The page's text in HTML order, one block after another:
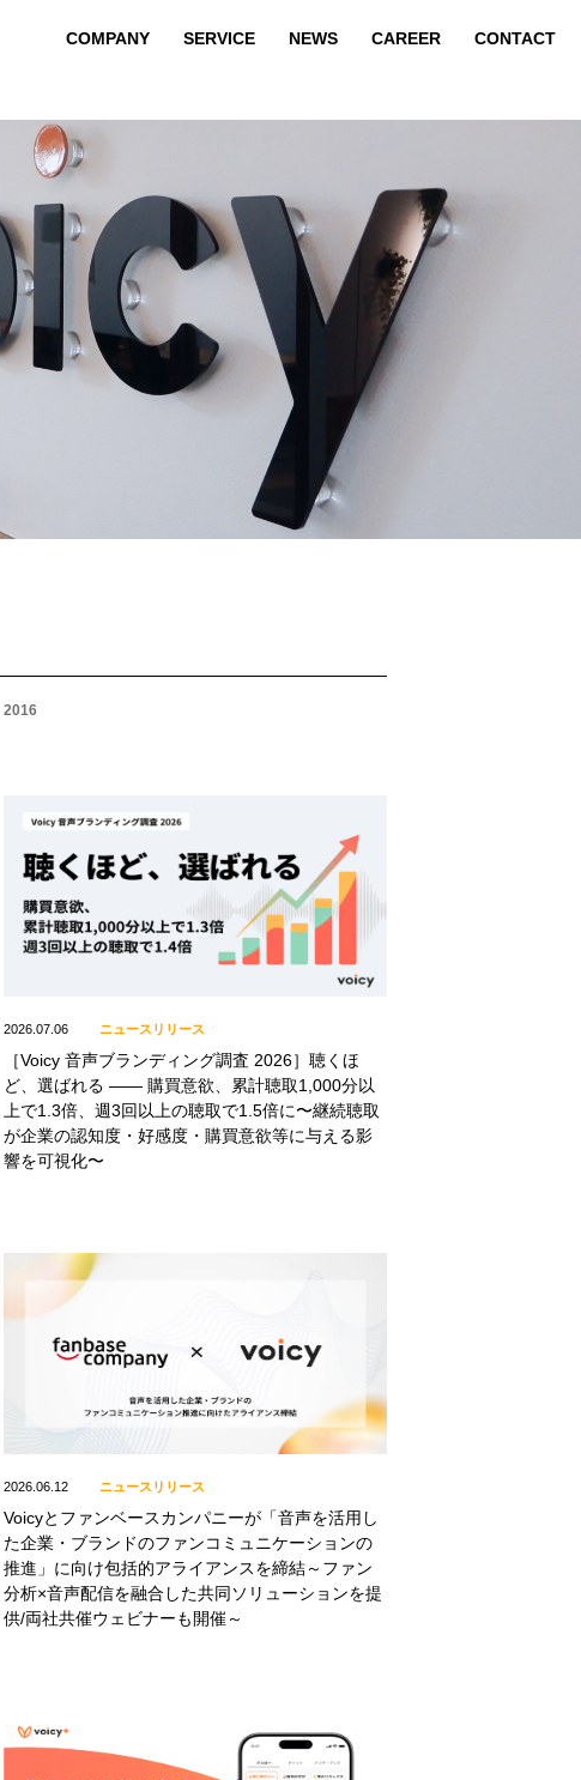
COMPANY SERVICE NEWS CAREER CONTACT
COMPANY SERVICE NEWS CAREER CONTACT
2016
2026.07.06 ニュースリリース
［Voicy 音声ブランディング調査 2026］聴くほ
ど、選ばれる —— 購買意欲、累計聴取1,000分以
上で1.3倍、週3回以上の聴取で1.5倍に〜継続聴取
が企業の認知度・好感度・購買意欲等に与える影
響を可視化〜
2026.06.12 ニュースリリース
Voicyとファンベースカンパニーが「音声を活用し
た企業・ブランドのファンコミュニケーションの
推進」に向け包括的アライアンスを締結～ファン
分析×音声配信を融合した共同ソリューションを提
供/両社共催ウェビナーも開催～